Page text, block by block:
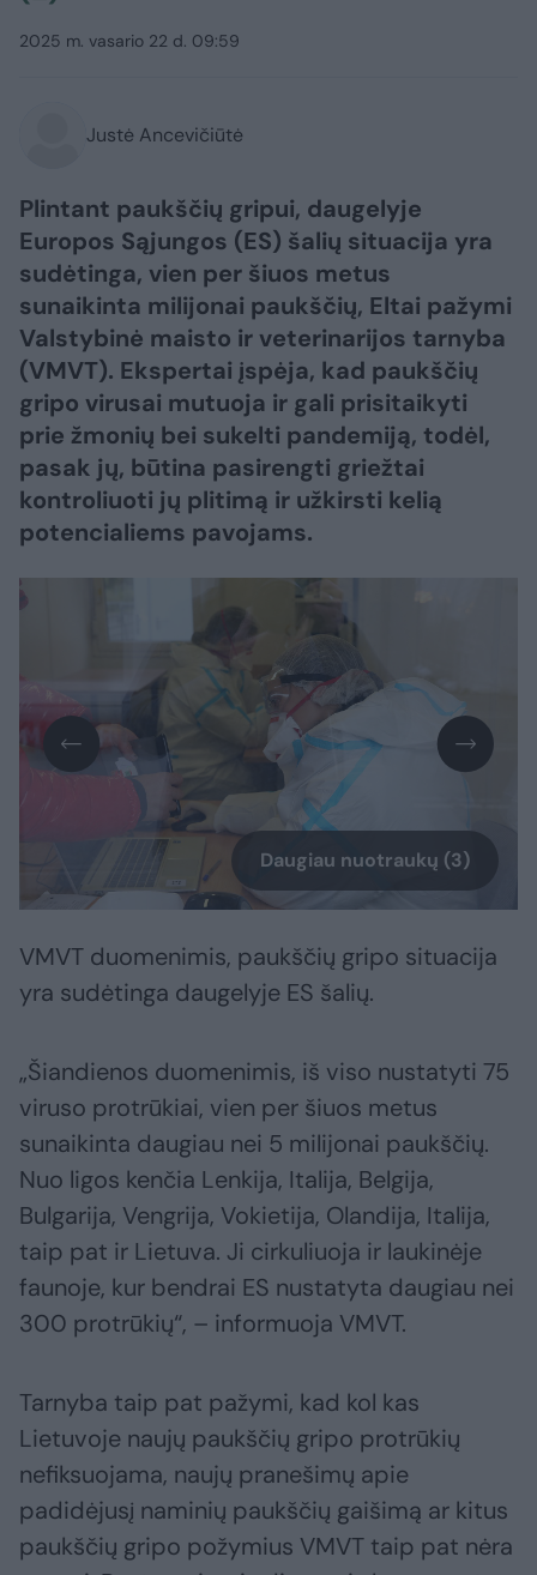
2025 m. vasario 22 d. 09:59
Justė Ancevičiūtė
Plintant paukščių gripui, daugelyje
Europos Sąjungos (ES) šalių situacija yra
sudėtinga, vien per šiuos metus
sunaikinta milijonai paukščių, Eltai pažymi
Valstybinė maisto ir veterinarijos tarnyba
(VMVT). Ekspertai įspėja, kad paukščių
gripo virusai mutuoja ir gali prisitaikyti
prie žmonių bei sukelti pandemiją, todėl,
pasak jų, būtina pasirengti griežtai
kontroliuoti jų plitimą ir užkirsti kelią
potencialiems pavojams.
Daugiau nuotraukų (3)
VMVT duomenimis, paukščių gripo situacija
yra sudėtinga daugelyje ES šalių.
„Šiandienos duomenimis, iš viso nustatyti 75
viruso protrūkiai, vien per šiuos metus
sunaikinta daugiau nei 5 milijonai paukščių.
Nuo ligos kenčia Lenkija, Italija, Belgija,
Bulgarija, Vengrija, Vokietija, Olandija, Italija,
taip pat ir Lietuva. Ji cirkuliuoja ir laukinėje
faunoje, kur bendrai ES nustatyta daugiau nei
300 protrūkių“, – informuoja VMVT.
Tarnyba taip pat pažymi, kad kol kas
Lietuvoje naujų paukščių gripo protrūkių
nefiksuojama, naujų pranešimų apie
padidėjusį naminių paukščių gaišimą ar kitus
paukščių gripo požymius VMVT taip pat nėra